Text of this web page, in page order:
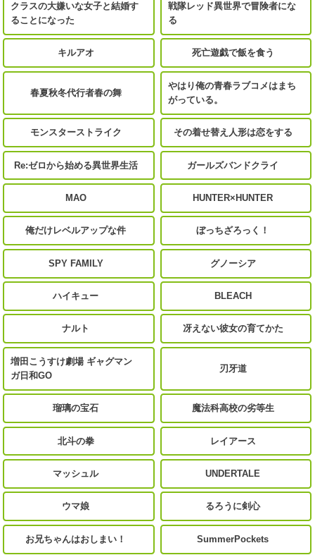
クラスの大嫌いな女子と結婚す
ることになった
戦隊レッド異世界で冒険者にな
る
キルアオ 死亡遊戯で飯を食う
春夏秋冬代行者春の舞
やはり俺の青春ラブコメはまち
がっている。
モンスターストライク その着せ替え人形は恋をする
Re:ゼロから始める異世界生活 ガールズバンドクライ
MAO HUNTER×HUNTER
俺だけレベルアップな件 ぼっちざろっく！
SPY FAMILY グノーシア
ハイキュー BLEACH
ナルト 冴えない彼女の育てかた
増田こうすけ劇場 ギャグマン
ガ日和GO
刃牙道
瑠璃の宝石 魔法科高校の劣等生
北斗の拳 レイアース
マッシュル UNDERTALE
ウマ娘 るろうに剣心
お兄ちゃんはおしまい！ SummerPockets